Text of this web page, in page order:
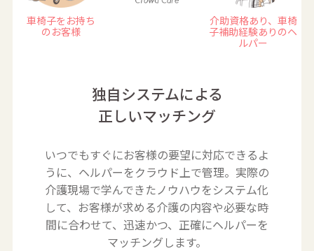
車椅子をお持ち
のお客様
介助資格あり、車椅
子補助経験ありのヘ
ルパー
独自システムによる
正しいマッチング
いつでもすぐにお客様の要望に対応できるよ
うに、ヘルパーをクラウド上で管理。実際の
介護現場で学んできたノウハウをシステム化
して、お客様が求める介護の内容や必要な時
間に合わせて、迅速かつ、正確にヘルパーを
マッチングします。